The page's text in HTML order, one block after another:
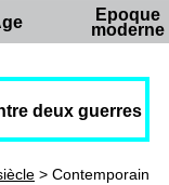
Epoque
moderne
deux guerres
> Contemporain